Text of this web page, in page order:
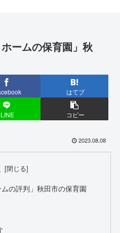
ームの保育園」秋
はてブ
LINE コピー
2023.08.08
の評判」秋田市の保育園